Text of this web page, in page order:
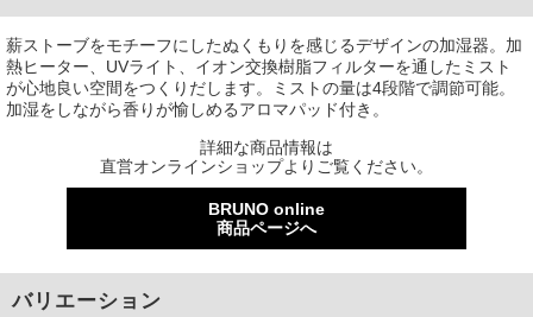
薪ストーブをモチーフにしたぬくもりを感じるデザインの加湿器。加
熱ヒーター、UVライト、イオン交換樹脂フィルターを通したミスト
が心地良い空間をつくりだします。ミストの量は4段階で調節可能。
加湿をしながら香りが愉しめるアロマパッド付き。
詳細な商品情報は
直営オンラインショップよりご覧ください。
BRUNO online
商品ページへ
バリエーション